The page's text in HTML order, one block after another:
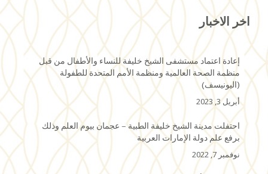
اخر الاخبار
إعادة اعتماد مستشفى الشيخ خليفة للنساء والأطفال من قبل
منظمة الصحة العالمية ومنظمة الأمم المتحدة للطفولة
(اليونيسف)
أبريل 3, 2023
احتفلت مدينة الشيخ خليفة الطبية – عجمان بيوم العلم وذلك
برفع علم دولة الإمارات العربية
نوفمبر 7, 2022